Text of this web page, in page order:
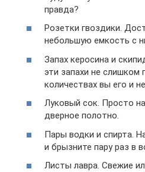
правда?
Розетки гвоздики.
небольшую емкость с
Запах керосина и
эти запахи не слишком
количествах вы его и
Луковый сок. Просто
дверное полотно.
Пары водки и спирта.
и брызните пару раз в
Листы лавра. Свежие